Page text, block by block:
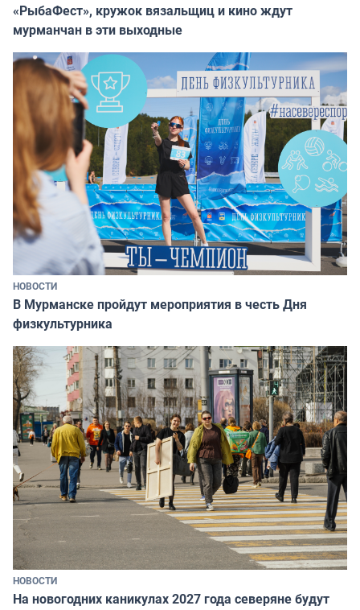
«РыбаФест», кружок вязальщиц и кино ждут
мурманчан в эти выходные
НОВОСТИ
В Мурманске пройдут мероприятия в честь Дня
физкультурника
НОВОСТИ
На новогодних каникулах 2027 года северяне будут